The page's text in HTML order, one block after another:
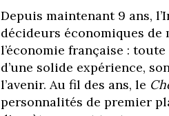
Depuis maintenant 9 ans,
décideurs économiques de
l’économie française :
d’une solide expérience,
l’avenir. Au fil des ans, le
personnalités de premier